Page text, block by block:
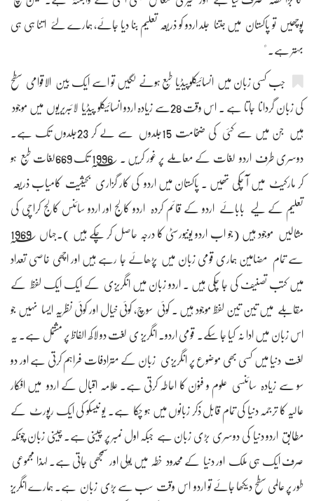
پوچھیں تو پاکستان میں جتنا جلد اردو کو ذریعہ تعلیم بنا دیا جائے، ہمارے لئے اتنا ہی ہی
بہتر ہے۔ "
جب کسی زبان میں انسائیکلوپیڈیا طبع ہونے لگیں تو اسے ایک بین الاقوامی سطح
کی زبان گردانا جاتا ہے ۔ اس وقت 28سے زیادہ اردو انسائیکلو پیڈیا لائبریریوں میں موجود
ہیں جن میں سے کئی کی ضخامت 15جلدوں سے لے کر 23جلدوں تک ہے۔
دوسری طرف اردو لغات کے معاملے پر غور کریں ۔ 1996؁ تک 669لغات طبع ہو
کر مارکیٹ میں آ چکی تھیں ۔ پاکستان میں اردو کی کار گزاری بحیثیت کامیاب ذریعہ
تعلیم کے لیے بابائے اردو کے قائم کردہ اردو کالج اور اردو سائنس کالج کراچی کی
مثالیں موجود ہیں (جو اب اردو یونیورسٹی کا درجہ حاصل کر چکے ہیں )۔جہاں 1969؁
سے تمام مضامین ہماری قومی زبان میں پڑھائے جا رہے ہیں اور اچھی خاصی تعداد
میں کتب تصنیف کی جا چکی ہیں ۔ اردو زبان میں انگریزی کے ایک ایک لفظ کے
مقابلے میں تین تین لفظ موجود ہیں ۔ کوئی سوچ، کوئی خیال اور کوئی نظریہ ایسا نہیں جو
اس زبان میں ادا نہ کیا جا سکے۔ قومی اردو۔ انگریز ی لغت دو لاکھ الفاظ پر مشتمل ہے۔ یہ
لغت دنیا میں کسی بھی موضوع پر انگریزی زبان کے مترادفات فراہم کرتی ہے اور دو
سو سے زیادہ سائنسی علوم و فنون کا احاطہ کرتی ہے۔ علامہ اقبال کے اردو میں افکار
عالیہ کا ترجمہ دنیا کی تمام قابل ذکر زبانوں میں ہو چکا ہے۔ یو نیسکو کی ایک رپورٹ کے
مطابق اردو دنیا کی دوسری بڑی زبان ہے جبکہ اول نمبر پر چینی ہے۔ چینی زبان چونکہ
صرف ایک ہی ملک اور دنیا کے محدود خطہ میں بولی اور سمجھی جاتی ہے۔ لہذا مجموعی
طور پر عالمی سطح دیکھا جائے تو اردو اس وقت سب سے بڑی زبان ہے۔ ہمارے انگریز